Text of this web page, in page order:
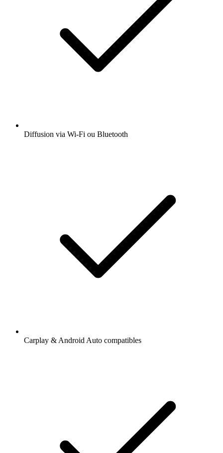
Diffusion via Wi-Fi ou Bluetooth
Carplay & Android Auto compatibles